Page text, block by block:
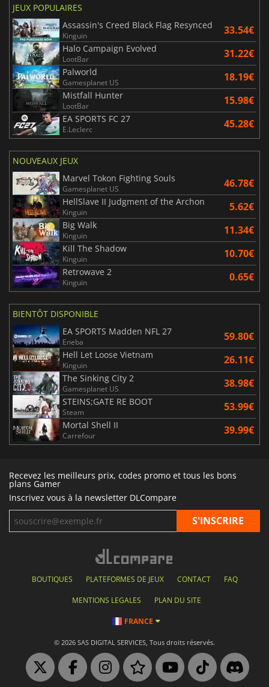
JEUX POPULAIRES
Assassin's Creed Black Flag Resynced
Kinguin 33.54€
Halo Campaign Evolved
LootBar 31.22€
Palworld
Gamesplanet US 18.19€
Mistfall Hunter
LootBar 15.98€
EA SPORTS FC 27
E.Leclerc 45.28€
NOUVEAUX JEUX
Marvel Tokon Fighting Souls
Gamesplanet US 46.78€
HellSlave II Judgment of the Archon
Kinguin 5.62€
Big Walk
Kinguin 11.34€
Kill The Shadow
Kinguin 10.70€
Retrowave 2
Kinguin 0.65€
BIENTÔT DISPONIBLE
EA SPORTS Madden NFL 27
Eneba 59.80€
Hell Let Loose Vietnam
Kinguin 26.11€
The Sinking City 2
Gamesplanet US 38.98€
STEINS;GATE RE BOOT
Steam 53.99€
Mortal Shell II
Carrefour 39.99€
Recevez les meilleurs prix, codes promo et tous les bons
plans Gamer
Inscrivez vous à la newsletter DLCompare
BOUTIQUES PLATEFORMES DE JEUX CONTACT FAQ
MENTIONS LEGALES PLAN DU SITE
FRANCE
© 2026 SAS DIGITAL SERVICES, Tous droits réservés.